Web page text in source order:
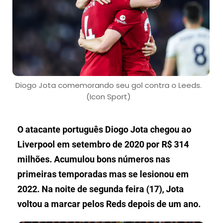
Diogo Jota comemorando seu gol contra o Leeds.
(Icon Sport)
O atacante português Diogo Jota chegou ao
Liverpool em setembro de 2020 por R$ 314
milhões. Acumulou bons números nas
primeiras temporadas mas se lesionou em
2022. Na noite de segunda feira (17), Jota
voltou a marcar pelos Reds depois de um ano.